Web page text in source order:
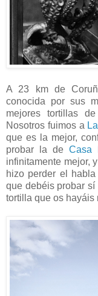
A 23 km de
conocida por sus
mejores tortillas de
Nosotros fuimos a
que es la mejor,
probar la de Casa
infinitamente mejor,
hizo perder el
que debéis probar
tortilla que os hayáis